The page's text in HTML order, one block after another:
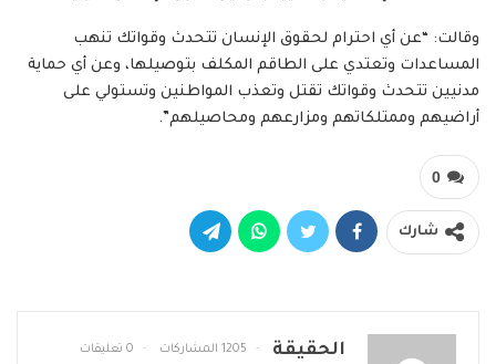
وقالت: “عن أي احترام لحقوق الإنسان تتحدث وقواتك تنهب
المساعدات وتعتدي على الطاقم المكلف بتوصيلها، وعن أي حماية
مدنيين تتحدث وقواتك تقتل وتعذب المواطنين وتستولي على
أراضيهم وممتلكاتهم ومزارعهم ومحاصيلهم”.
0
شارك
الحقيقة 1205 المشاركات 0 تعليقات